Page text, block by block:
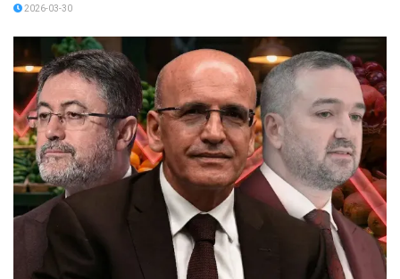
2026-03-30